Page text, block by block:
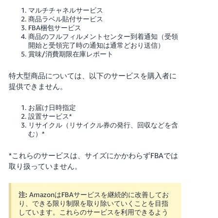
マルチチャネルサービス
商品ラベル貼付サービス
FBA梱包サービス
商品のフルフィルメントセンター到着通知（受領
開始と受領完了時の通知は通常どおり送信）
賞味/消費期限在庫レポート
特大型商品については、以下のサービスを購入者に
提供できません。
お届け日時指定
設置サービス*
リサイクル（リサイクル券の発行、回収などを含
む）*
*これらのサービスは、サイズにかかわらずFBAでは
取り扱っていません。
注: AmazonはFBAサービスを継続的に改善してお
り、できる限り制限を取り除いていくことを目指
しています。これらのサービスを利用できるよう